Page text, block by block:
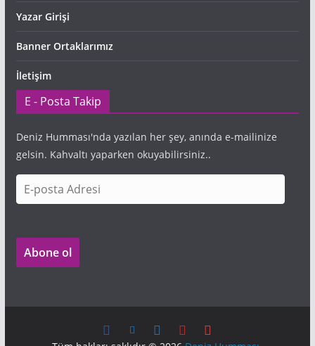
Yazar Girişi
Banner Ortaklarımız
İletişim
E - Posta Takip
Deniz Humması'nda yazılan her şey, anında e-mailinize
gelsin. Kahvaltı yaparken okuyabilirsiniz..
-
o
t
A
Abone ol